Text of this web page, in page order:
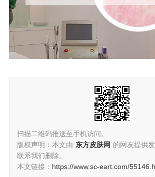
扫描二维码推送至手机访问。
版权声明：本文由 东方皮肤网 的网友提供
联系我们删除。
本文链接： https://www.sc-eart.com/